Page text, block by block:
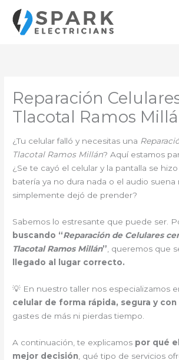
contenido
Reparación
Tlacotal Ramos
¿Tu celular falló y necesitas una
Tlacotal Ramos Millán? Aquí estamos
¿Se te cayó el celular y la pantalla se
batería ya no dura nada o el audio suena
simplemente dejó de prender?
Sabemos lo estresante que puede ser.
buscando “Reparación de Celulares
Tlacotal Ramos Millán” , queremos que
llegado al lugar correcto.
💡 En nuestro taller nos especializamos
celular de forma rápida, segura y con
gastes de más ni pierdas tiempo.
A continuación, te explicamos por qué
mejor decisión , qué tipo de servicios